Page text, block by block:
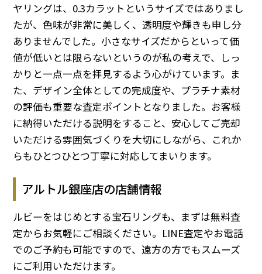
ヤリングは、0.3カラットというサイズではありまし
たが、色味が非常に美しく、透明度や輝きも申し分
ありませんでした。小さなサイズだからといって価
値が低いとは限らないというのが私の考えで、しっ
かりと一点一点を拝見するよう心がけています。ま
た、デザイン全体としての完成度や、プラチナ素材
の評価も重要な査定ポイントとなりました。お客様
に納得いただける説明をすること、安心してご売却
いただける雰囲気づくりを大切にしながら、これか
らもひとつひとつ丁寧に対応してまいります。
アルトル銀座店の店舗情報
ルビーをはじめとする宝石リングも、まずは無料査
定からお気軽にご相談ください。LINE査定やお電話
でのご予約も可能ですので、遠方の方でもスムーズ
にご利用いただけます。